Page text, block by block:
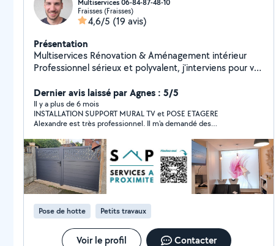
Multiservices 06-84-87-48-10
Fraisses (Fraisses)
4,6/5 (19 avis)
Présentation
Multiservices Rénovation & Aménagement intérieur
Professionnel sérieux et polyvalent, j'interviens pour vos
Électricité - Carrelage & faïence - Montage de meubles
& cuisines - Travail propre, soigné et durable - Analyse
précise de votre besoin - Respect des délais - Conseils
clairs et transparents Chaque chantier est réalisé avec
rigueur et souci du détail. Un projet ? Une réparation ?
Besoin d'un devis rapide ? Contactez-moi (06-84-87-
48-10), réponse rapide assurée.
Dernier avis laissé par Agnes : 5/5
Il y a plus de 6 mois
INSTALLATION SUPPORT MURAL TV et POSE ETAGERE
Alexandre est très professionnel. Il m'a demandé des
Il m'a même conseillé sur l'achat du support. Contact et travail
au TOP. Je recommande SAP
Pose de hotte Petits travaux
Voir le profil Contacter